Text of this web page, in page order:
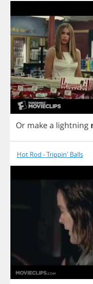
Or makea lightning
Hot Rod - Trippin' Balls